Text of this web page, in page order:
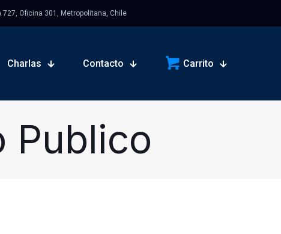
727, Oficina 301, Metropolitana, Chile
Charlas Contacto Carrito
Publico